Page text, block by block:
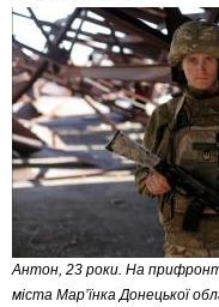
Антон, 23 роки. На
міста Мар’їнка Донецької